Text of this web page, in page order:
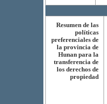
Resumen de las
políticas
preferenciales de
la provincia de
Hunan para la
transferencia de
los derechos de
propiedad